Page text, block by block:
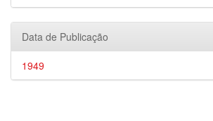
Data de Publicação
1949